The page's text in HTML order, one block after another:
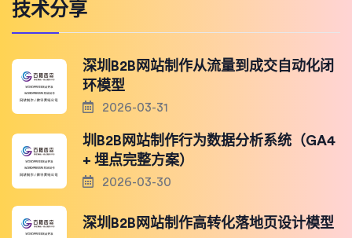
技术分享
深圳B2B网站制作从流量到成交自动化闭
环模型
2026-03-31
圳B2B网站制作行为数据分析系统（GA4
+ 埋点完整方案）
2026-03-30
深圳B2B网站制作高转化落地页设计模型